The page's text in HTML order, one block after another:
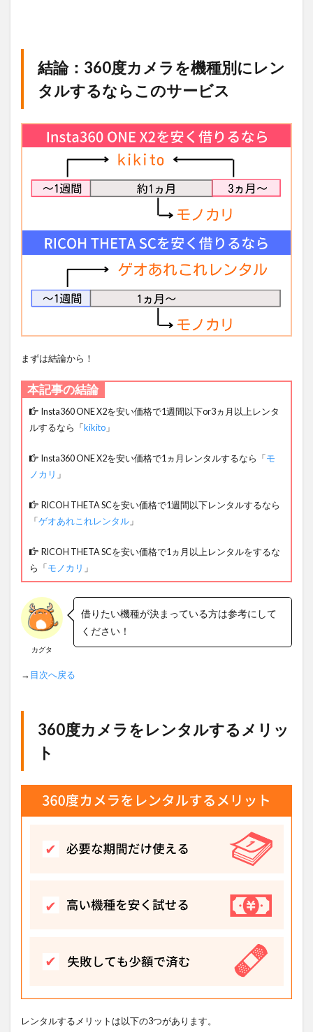
結論：360度カメラを機種別にレン
タルするならこのサービス
まずは結論から！
本記事の結論
Insta360 ONE X2を安い価格で1週間以下or3ヵ月以上レンタ
ルするなら「 kikito 」
Insta360 ONE X2を安い価格で1ヵ月レンタルするなら「 モ
ノカリ 」
RICOH THETA SCを安い価格で1週間以下レンタルするなら
「 ゲオあれこれレンタル 」
RICOH THETA SCを安い価格で1ヵ月以上レンタルをするな
ら「 モノカリ 」
カグタ
借りたい機種が決まっている方は参考にして
ください！
→ 目次へ戻る
360度カメラをレンタルするメリッ
ト
レンタルするメリットは以下の3つがあります。